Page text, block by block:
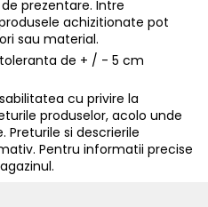
prezentare. Intre
achizitionate pot
sau material.
de + / - 5 cm
cu privire la
produselor, acolo unde
Preturile si descrierile
Pentru informatii precise